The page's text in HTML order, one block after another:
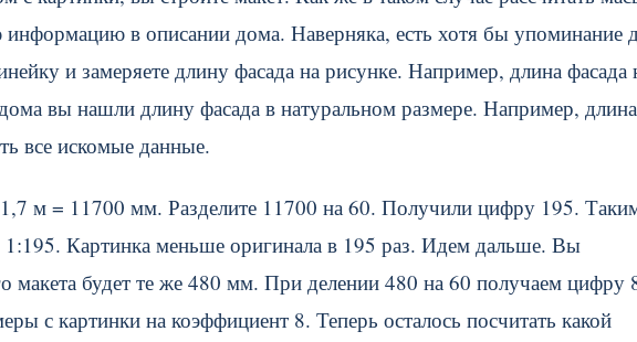
в описании дома. Наверняка, есть хотя бы упоминание
и замеряете длину фасада на рисунке. Например, длина фасада
вы нашли длину фасада в натуральном размере. Например, длина
все искомые данные.
м = 11700 мм. Разделите 11700 на 60. Получили цифру 195.
Картинка меньше оригинала в 195 раз. Идем дальше. Вы
макета будет те же 480 мм. При делении 480 на 60 получаем цифру
с картинки на коэффициент 8. Теперь осталось посчитать какой